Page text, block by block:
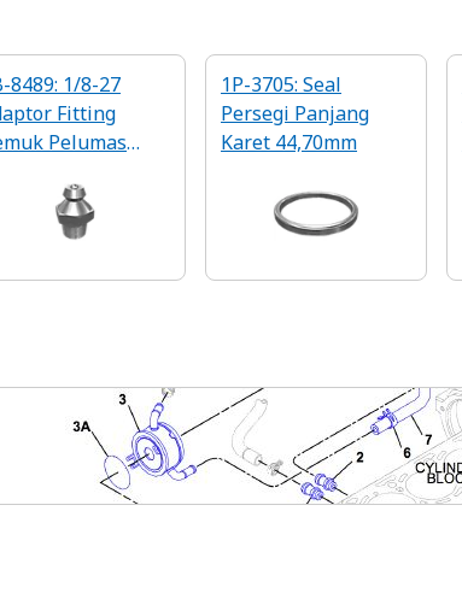
8489: 1/8-27
Fitting
Pelumas
1P-3705: Seal
Persegi Panjang
Karet 44,70mm